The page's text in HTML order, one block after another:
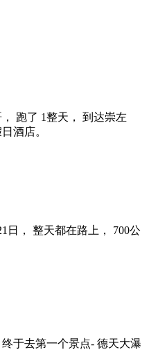
跑了 1整天， 到达崇左
酒店。
日， 整天都在路上， 700公
于去第一个景点- 德天大瀑